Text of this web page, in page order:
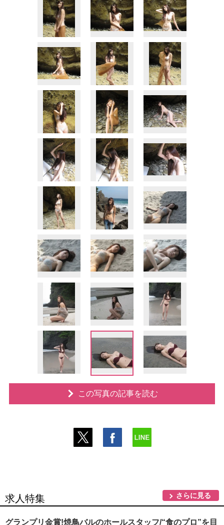
この写真の記事を読む
求人特集 さらに見る
グランプリ金賞!焼鳥バルのホールスタッフ/“食のプロ”を目